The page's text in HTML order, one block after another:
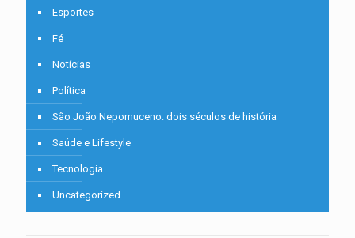
Esportes
Fé
Notícias
Política
São João Nepomuceno: dois séculos de história
Saúde e Lifestyle
Tecnologia
Uncategorized